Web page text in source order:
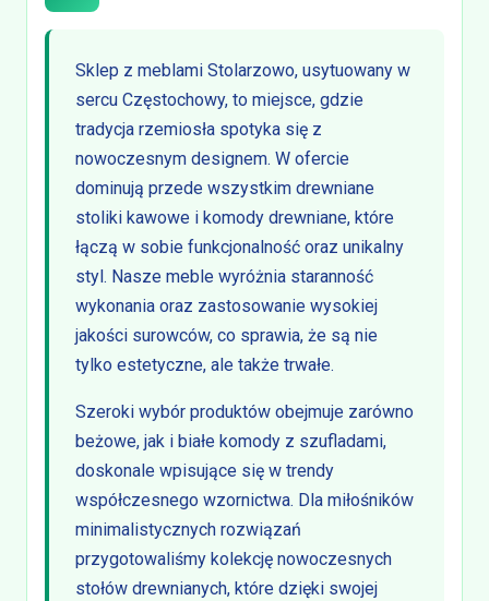
Sklep z meblami Stolarzowo, usytuowany w
sercu Częstochowy, to miejsce, gdzie
tradycja rzemiosła spotyka się z
nowoczesnym designem. W ofercie
dominują przede wszystkim drewniane
stoliki kawowe i komody drewniane, które
łączą w sobie funkcjonalność oraz unikalny
styl. Nasze meble wyróżnia staranność
wykonania oraz zastosowanie wysokiej
jakości surowców, co sprawia, że są nie
tylko estetyczne, ale także trwałe.
Szeroki wybór produktów obejmuje zarówno
beżowe, jak i białe komody z szufladami,
doskonale wpisujące się w trendy
współczesnego wzornictwa. Dla miłośników
minimalistycznych rozwiązań
przygotowaliśmy kolekcję nowoczesnych
stołów drewnianych, które dzięki swojej